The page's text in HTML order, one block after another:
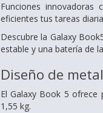
Funciones
eficientes tus tareas
Descubre la Galaxy
estable y una batería de
Diseño de
El Galaxy Book 5
1,55 kg.